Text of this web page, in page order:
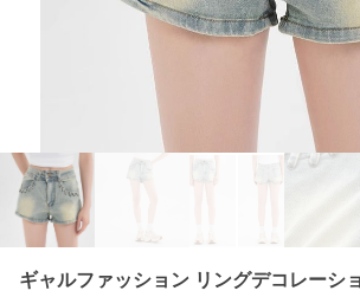
ギャルファッション リングデコレーシ